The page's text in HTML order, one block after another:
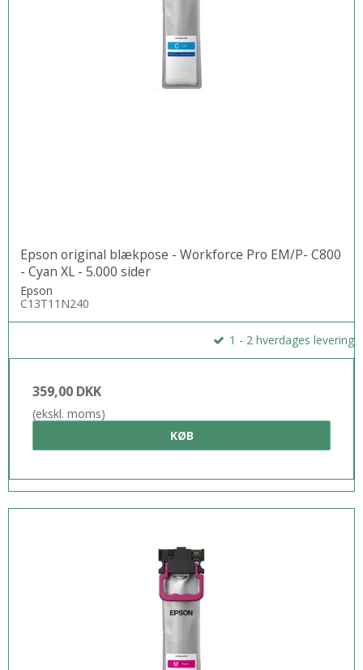
Epson original blækpose - Workforce Pro EM/P- C800
- Cyan XL - 5.000 sider
Epson
C13T11N240
1 - 2 hverdages levering
359,00 DKK
(ekskl. moms)
KØB